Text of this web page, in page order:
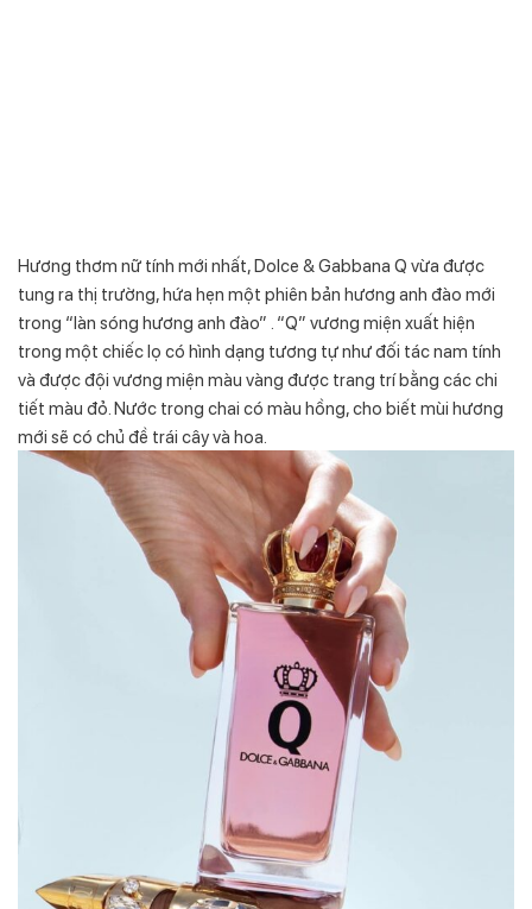
Hương thơm nữ tính mới nhất, Dolce & Gabbana Q vừa được
tung ra thị trường, hứa hẹn một phiên bản hương anh đào mới
trong “làn sóng hương anh đào” . “Q” vương miện xuất hiện
trong một chiếc lọ có hình dạng tương tự như đối tác nam tính
và được đội vương miện màu vàng được trang trí bằng các chi
tiết màu đỏ. Nước trong chai có màu hồng, cho biết mùi hương
mới sẽ có chủ đề trái cây và hoa.